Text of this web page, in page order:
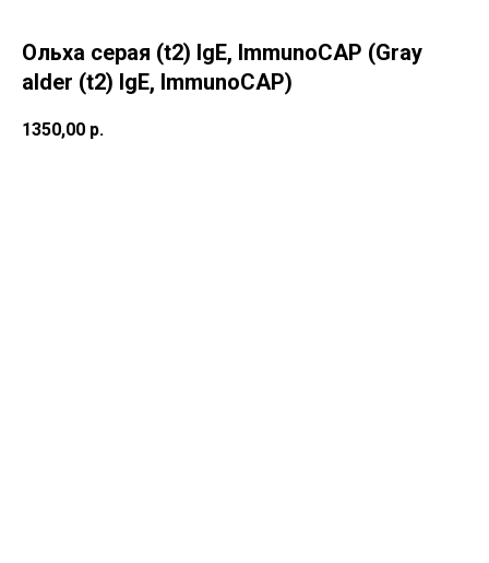
Ольха серая (t2) IgE, ImmunoCAP (Gray
alder (t2) IgE, ImmunoCAP)
1350,00 р.